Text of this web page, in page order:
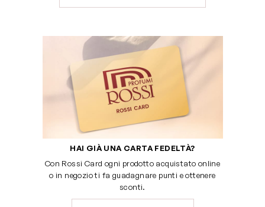
HAI GIÀ UNA CARTA FEDELTÀ?
Con Rossi Card ogni prodotto acquistato online
o in negozio ti fa guadagnare punti e ottenere
sconti.